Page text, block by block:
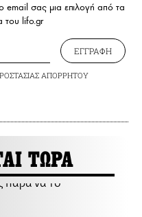
email σας μια επιλογή από τα
του lifo.gr
ΕΓΓΡΑΦΗ
ΑΠΟΡΡΗΤΟΥ
ΤΩΡΑ